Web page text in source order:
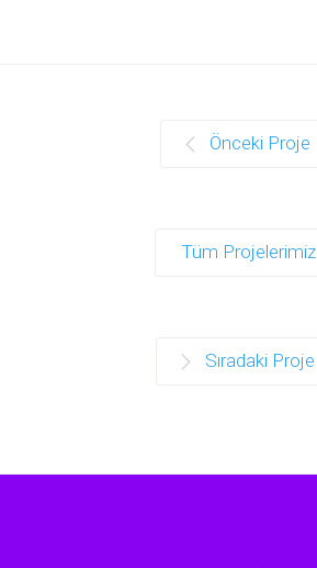
Önceki Proje
Tüm Projelerimiz
Sıradaki Proje